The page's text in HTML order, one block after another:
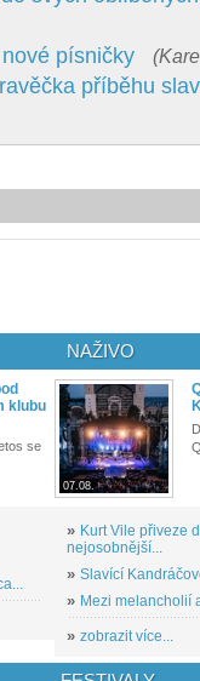
písničky
příběhu
klubu
se
NAŽIVO
07.08.
» Kurt Vile přiveze
nejosobnější...
» Slavící
» Mezi melancholií
» zobrazit více...